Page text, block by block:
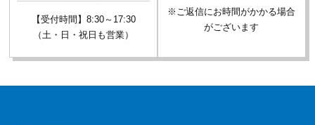
【受付時間】8:30～17:30
（土・日・祝日も営業）
※ご返信にお時間がかかる場合
がございます